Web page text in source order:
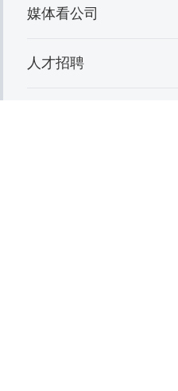
媒体看公司
人才招聘